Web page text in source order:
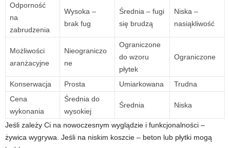
Odporność
na
zabrudzenia
Wysoka –
brak fug
Średnia – fugi
się brudzą
Niska –
nasiąkliwość
Możliwości
aranżacyjne
Nieograniczo
ne
Ograniczone
do wzoru
płytek
Ograniczone
Konserwacja Prosta Umiarkowana
Trudna
Cena
wykonania
Średnia do
wysokiej
Średnia Niska
Jeśli zależy Ci na nowoczesnym wyglądzie i funkcjonalności –
żywica wygrywa. Jeśli na niskim koszcie – beton lub płytki mogą